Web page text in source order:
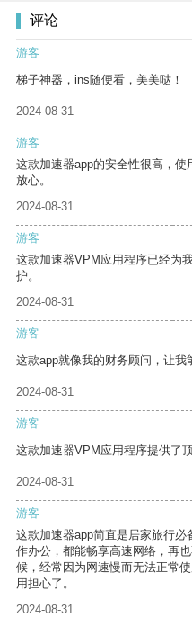
评论
游客
梯子神器，ins随便看，美美哒！
2024-08-31
游客
这款加速器app的安全性很高，
放心。
2024-08-31
游客
这款加速器VPM应用程序已经为
护。
2024-08-31
游客
这款app就像我的财务顾问，让我
2024-08-31
游客
这款加速器VPM应用程序提供了
2024-08-31
游客
这款加速器app简直是居家旅行
作办公，都能畅享高速网络，再
候，经常因为网速慢而无法正常
用担心了。
2024-08-31